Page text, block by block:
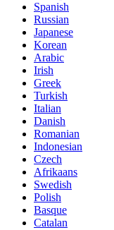
Spanish
Russian
Japanese
Korean
Arabic
Irish
Greek
Turkish
Italian
Danish
Romanian
Indonesian
Czech
Afrikaans
Swedish
Polish
Basque
Catalan